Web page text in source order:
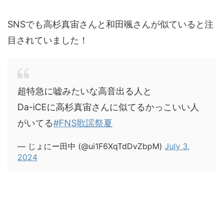
SNSでも高杉真宙さんと和田颯さんが似ていると注
目されていました！
超特急に嘘みたいな高音出る人と
Da-iCEに高杉真宙さんに似てるかっこいい人
がいてる#FNS歌謡祭夏
— じょにー田中 (@ui1F6XqTdDvZbpM) July 3,
2024